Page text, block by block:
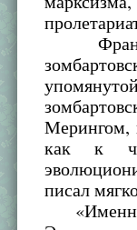
Франц
Мерингом,
как к
писал
«Именно